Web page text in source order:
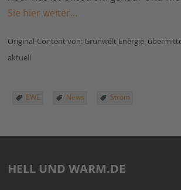
Sie hier weiter…
Original-Content von: Grünwelt Energie,
aktuell
EWE News Strom
HELL UND WARM.DE